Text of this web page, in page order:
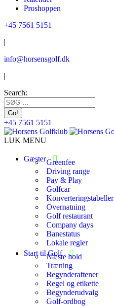
Proshoppen
+45 7561 5151
|
info@horsensgolf.dk
|
Search:
+45 7561 5151
LUK MENU
GæsterGreenfee
Driving range
Pay & Play
Golfcar
Konverteringstabeller
Overnatning
Golf restaurant
Company days
Banestatus
Lokale regler
Start til GolfNæste hold
Træning
Begynderaftener
Regel og etikette
Begynderudvalg
Golf-ordbog